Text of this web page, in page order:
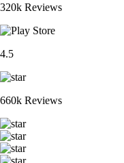
320k Reviews
4.5
660k Reviews